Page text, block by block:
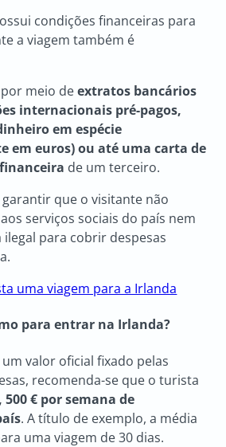
condições financeiras para
a viagem também é
por meio deextratos bancários
internacionais pré-pagos,
em espécie
em euros) ou até uma carta de
de um terceiro.
garantir que o visitante não
serviços sociais do país nem
para cobrir despesas
uma viagem para a Irlanda
para entrar na Irlanda?
valor oficial fixado pelas
recomenda-se que o turista
€ por semana de
. A título de exemplo, a média
uma viagem de 30 dias.